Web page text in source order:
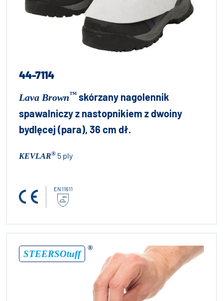
44-7114
Lava Brown™ skórzany nagolennik
spawalniczy z nastopnikiem z dwoiny
bydlęcej (para), 36 cm dł.
KEVLAR® 5 ply
EN 11611
STEERSOtuff
®